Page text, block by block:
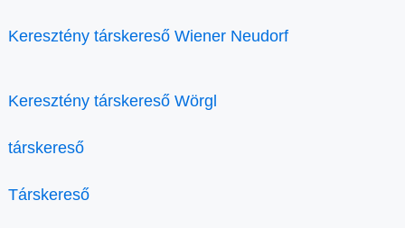
Keresztény társkereső Wiener Neudorf
Keresztény társkereső Wörgl
társkereső
Társkereső